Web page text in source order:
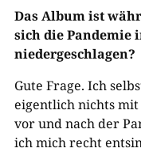
Das Album ist
sich die Pandemie
niedergeschlagen?
Gute Frage. Ich
eigentlich nichts mit
vor und nach der
ich mich recht